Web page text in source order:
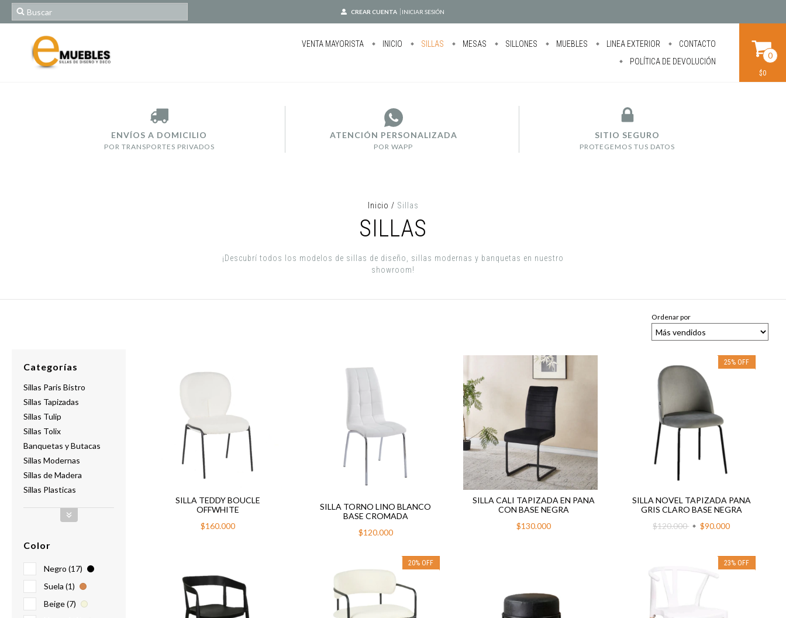
CREAR CUENTA INICIAR SESIÓN
VENTA MAYORISTA INICIO SILLAS MESAS SILLONES MUEBLES LINEA EXTERIOR
CONTACTO
POLÍTICA DE DEVOLUCIÓN
0
$0
ENVÍOS A DOMICILIO
POR TRANSPORTES PRIVADOS
ATENCIÓN PERSONALIZADA
POR WAPP
SITIO SEGURO
PROTEGEMOS TUS DATOS
Inicio / Sillas
SILLAS
¡Descubrí todos los modelos de sillas de diseño, sillas modernas y banquetas en nuestro
showroom!
Ordenar por
Categorías
Sillas Paris Bistro
Sillas Tapizadas
Sillas Tulip
Sillas Tolix
Banquetas y Butacas
Sillas Modernas
Sillas de Madera
Sillas Plasticas
Color
Negro (17)
Suela (1)
Beige (7)
SILLA TEDDY BOUCLE
OFFWHITE
$160.000
SILLA TORNO LINO BLANCO
BASE CROMADA
$120.000
SILLA CALI TAPIZADA EN PANA
CON BASE NEGRA
$130.000
25% OFF
SILLA NOVEL TAPIZADA PANA
GRIS CLARO BASE NEGRA
$120.000
$90.000
20% OFF 23% OFF